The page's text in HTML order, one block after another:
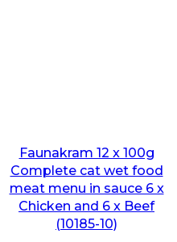
Faunakram 12 x 100g
Complete cat wet food
meat menu in sauce 6 x
Chicken and 6 x Beef
(10185-10)